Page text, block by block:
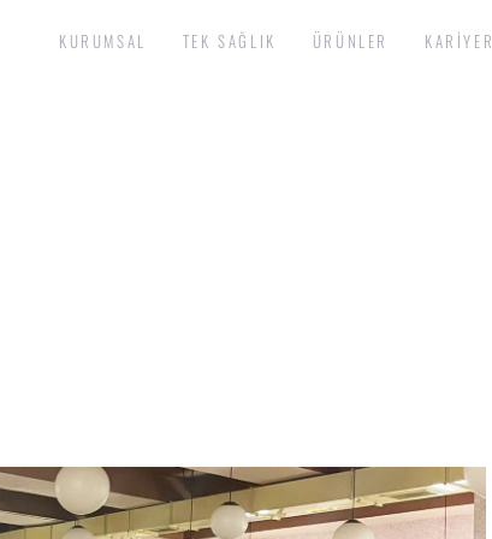
KURUMSAL TEK SAĞLIK ÜRÜNLER KARIYER